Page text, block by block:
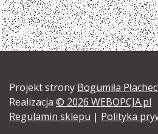
Projekt strony Bogumiła
Realizacja © 2026 WEBOPCJA.pl
Regulamin sklepu | Polityka